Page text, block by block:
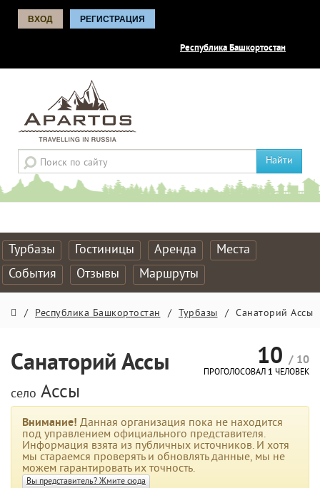
ВХОД РЕГИСТРАЦИЯ
Республика Башкортостан
Найти
Турбазы Гостиницы Аренда
Места
События
Отзывы Маршруты
/ Республика Башкортостан / Турбазы / Санаторий Ассы
Санаторий Ассы
село Ассы
10 / 10
ПРОГОЛОСОВАЛ 1 ЧЕЛОВЕК
Внимание! Данная организация пока не находится
под управлением официального представителя.
Информация взята из публичных источников. И хотя
мы стараемся проверять и обновлять данные, мы не
можем гарантировать их точность.
Вы представитель? Жмите сюда